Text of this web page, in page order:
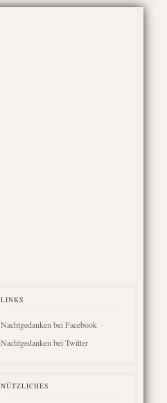
LINKS
Nachtgedanken bei Facebook
Nachtgedanken bei Twitter
NÜTZLICHES